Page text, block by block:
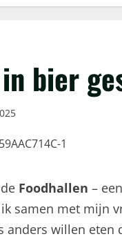
in bier
Foodhallen –
samen met mijn
anders willen